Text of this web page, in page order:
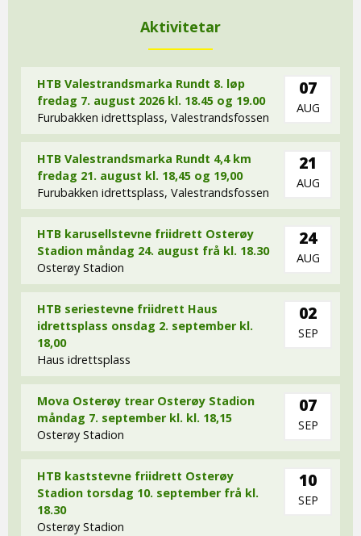
Aktivitetar
HTB Valestrandsmarka Rundt 8. løp
fredag 7. august 2026 kl. 18.45 og 19.00
Furubakken idrettsplass, Valestrandsfossen
07
AUG
HTB Valestrandsmarka Rundt 4,4 km
fredag 21. august kl. 18,45 og 19,00
Furubakken idrettsplass, Valestrandsfossen
21
AUG
HTB karusellstevne friidrett Osterøy
Stadion måndag 24. august frå kl. 18.30
Osterøy Stadion
24
AUG
HTB seriestevne friidrett Haus
idrettsplass onsdag 2. september kl.
18,00
Haus idrettsplass
02
SEP
Mova Osterøy trear Osterøy Stadion
måndag 7. september kl. kl. 18,15
Osterøy Stadion
07
SEP
HTB kaststevne friidrett Osterøy
Stadion torsdag 10. september frå kl.
18.30
Osterøy Stadion
10
SEP